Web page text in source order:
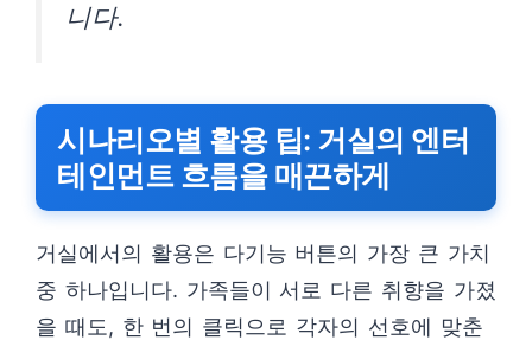
니다.
시나리오별 활용 팁: 거실의 엔터
테인먼트 흐름을 매끈하게
거실에서의 활용은 다기능 버튼의 가장 큰 가치
중 하나입니다. 가족들이 서로 다른 취향을 가졌
을 때도, 한 번의 클릭으로 각자의 선호에 맞춘